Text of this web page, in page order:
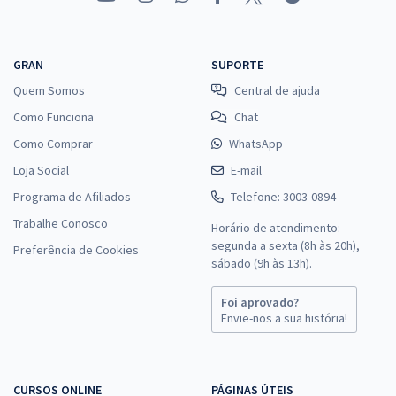
GRAN
Quem Somos
Como Funciona
Como Comprar
Loja Social
Programa de Afiliados
Trabalhe Conosco
Preferência de Cookies
SUPORTE
Central de ajuda
Chat
WhatsApp
E-mail
Telefone: 3003-0894
Horário de atendimento:
segunda a sexta (8h às 20h),
sábado (9h às 13h).
Foi aprovado?
Envie-nos a sua história!
CURSOS ONLINE PÁGINAS ÚTEIS